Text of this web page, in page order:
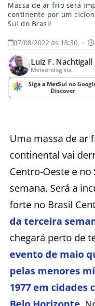
Massa de ar frio será
continente por um
Sul do Brasil
07/08/2022 às 18:30 •
Luiz F. Nachtigall
Meteorologista
Siga a MetSul no
Discover
Uma massa de ar
continental vai
Centro-Oeste e no
semana. Será a
forte no Brasil
da terceira
chegará perto de
evento de maio
pelas menores
1977 em cidades